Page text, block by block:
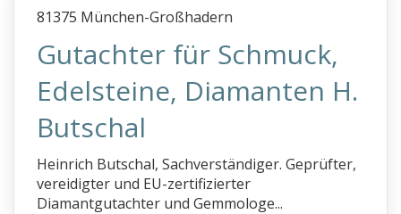
81375 München-Großhadern
Gutachter für Schmuck,
Edelsteine, Diamanten H.
Butschal
Heinrich Butschal, Sachverständiger. Geprüfter,
vereidigter und EU-zertifizierter
Diamantgutachter und Gemmologe...